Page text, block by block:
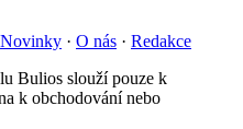
Novinky · O nás · Redakce
Bulios slouží pouze k
k obchodování nebo